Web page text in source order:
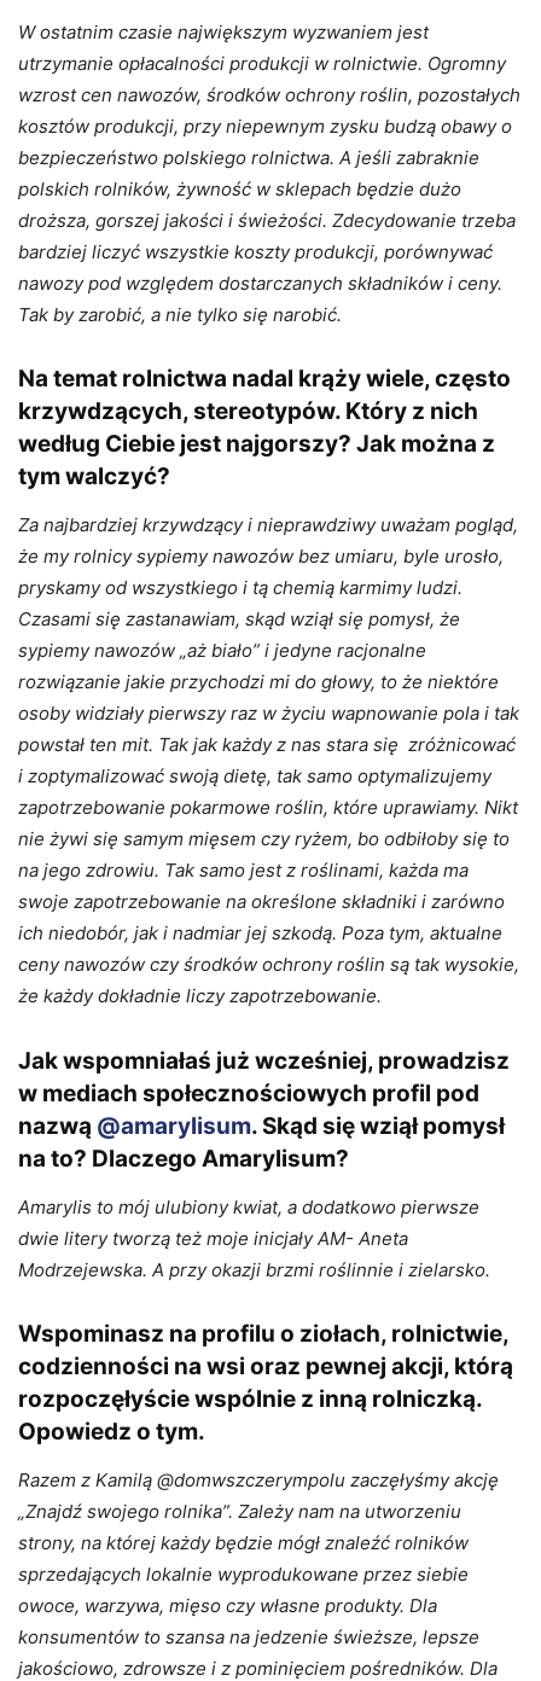
W ostatnim czasie największym wyzwaniem jest
utrzymanie opłacalności produkcji w rolnictwie. Ogromny
wzrost cen nawozów, środków ochrony roślin, pozostałych
kosztów produkcji, przy niepewnym zysku budzą obawy o
bezpieczeństwo polskiego rolnictwa. A jeśli zabraknie
polskich rolników, żywność w sklepach będzie dużo
droższa, gorszej jakości i świeżości. Zdecydowanie trzeba
bardziej liczyć wszystkie koszty produkcji, porównywać
nawozy pod względem dostarczanych składników i ceny.
Tak by zarobić, a nie tylko się narobić.
Na temat rolnictwa nadal krąży wiele, często
krzywdzących,stereotypów. Który z nich
według Ciebie jest najgorszy? Jak można z
tym walczyć?
Za najbardziej krzywdzący i nieprawdziwy uważam pogląd,
że my rolnicy sypiemy nawozów bez umiaru, byle urosło,
pryskamy od wszystkiego i tą chemią karmimy ludzi.
Czasami się zastanawiam, skąd wziął się pomysł, że
sypiemy nawozów „aż biało” i jedyne racjonalne
rozwiązanie jakie przychodzi mi do głowy, to że niektóre
osoby widziały pierwszy raz w życiu wapnowanie pola i tak
powstał ten mit. Tak jak każdy z nas stara się zróżnicować
i zoptymalizować swoją dietę, tak samo optymalizujemy
zapotrzebowanie pokarmowe roślin, które uprawiamy. Nikt
nie żywi się samym mięsem czy ryżem, bo odbiłoby się to
na jego zdrowiu. Tak samo jest z roślinami, każda ma
swoje zapotrzebowanie na określone składniki i zarówno
ich niedobór, jak i nadmiar jej szkodą. Poza tym, aktualne
ceny nawozów czy środków ochrony roślin są tak wysokie,
że każdy dokładnie liczy zapotrzebowanie.
Jak wspomniałaś już wcześniej, prowadzisz
w mediach społecznościowych profil pod
nazwą @amarylisum. Skąd się wziął pomysł
na to? Dlaczego Amarylisum?
Amarylis to mój ulubiony kwiat, a dodatkowo pierwsze
dwie litery tworzą też moje inicjały AM- Aneta
Modrzejewska. A przy okazji brzmi roślinnie i zielarsko.
Wspominasz na profilu o ziołach, rolnictwie,
codzienności na wsi oraz pewnej akcji, którą
rozpoczęłyście wspólnie z inną rolniczką.
Opowiedz o tym.
Razem z Kamilą @domwszczerympolu zaczęłyśmy akcję
„Znajdź swojego rolnika”. Zależy nam na utworzeniu
strony, na której każdy będzie mógł znaleźć rolników
sprzedających lokalnie wyprodukowane przez siebie
owoce, warzywa, mięso czy własne produkty. Dla
konsumentów to szansa na jedzenie świeższe, lepsze
jakościowo, zdrowsze i z pominięciem pośredników. Dla